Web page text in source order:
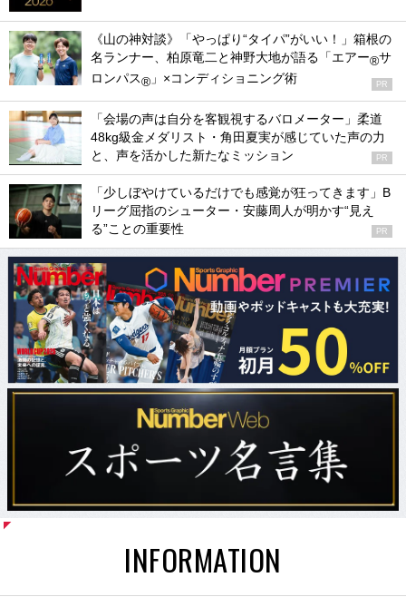
《山の神対談》「やっぱり“タイパ”がいい！」箱根の
名ランナー、柏原竜二と神野大地が語る「エアー®サ
ロンパス® 」×コンディショニング術 PR
「会場の声は自分を客観視するバロメーター」柔道
48kg級金メダリスト・角田夏実が感じていた声の力
と、声を活かした新たなミッション
PR
「少しぼやけているだけでも感覚が狂ってきます」B
リーグ屈指のシューター・安藤周人が明かす“見え
る”ことの重要性
PR
INFORMATION